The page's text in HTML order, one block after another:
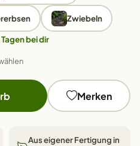
Zwiebeln
bei dir
Merken
Aus eigener Fertigung in